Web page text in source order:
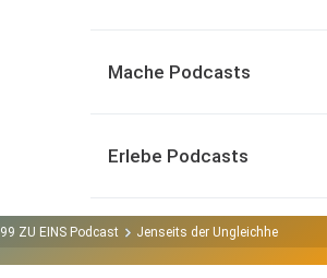
Mache Podcasts
Erlebe Podcasts
99 ZU EINS Podcast Jenseits der Ungleichheit - Kein